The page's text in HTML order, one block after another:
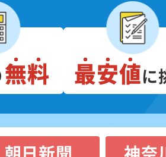
無料 最安値に